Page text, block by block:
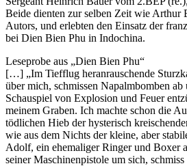
Beide dienten zur selben Zeit wie Arthur
Autors, und erlebten den Einsatz der
bei Dien Bien Phu in Indochina.
Leseprobe aus „Dien Bien Phu“
[…] „Im Tiefflug heranrauschende
über mich, schmissen Napalmbomben ab
Schauspiel von Explosion und Feuer
meinem Graben. Ich machte schon die
tödlichen Hieb der hysterisch
wie aus dem Nichts der kleine, aber
Adolf, ein ehemaliger Ringer und Boxer
seiner Maschinenpistole um sich,